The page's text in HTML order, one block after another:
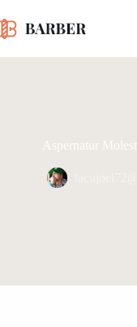
al
contenido
Aspernatur